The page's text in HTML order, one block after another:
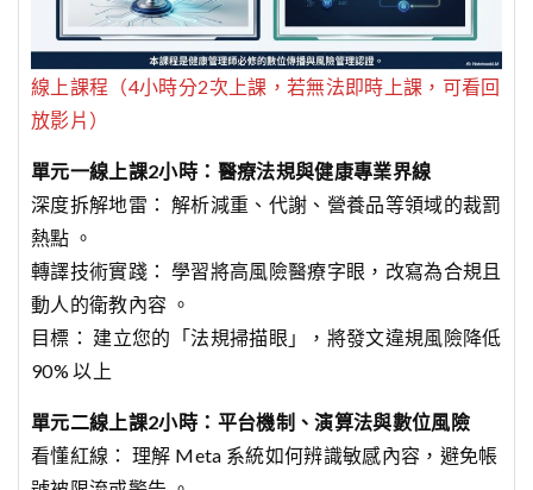
線上課程（4小時分2次上課，若無法即時上課，可看回
放影片）
單元一線上課2小時：醫療法規與健康專業界線
深度拆解地雷： 解析減重、代謝、營養品等領域的裁罰
熱點 。
轉譯技術實踐： 學習將高風險醫療字眼，改寫為合規且
動人的衛教內容 。
目標： 建立您的「法規掃描眼」，將發文違規風險降低
90% 以上
單元二線上課2小時：平台機制、演算法與數位風險
看懂紅線： 理解 Meta 系統如何辨識敏感內容，避免帳